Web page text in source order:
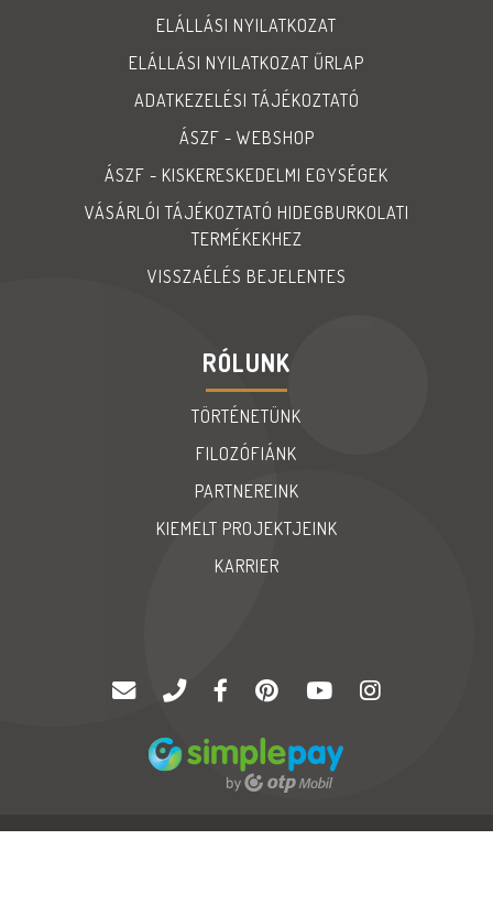
ELÁLLÁSI NYILATKOZAT
ELÁLLÁSI NYILATKOZAT ŰRLAP
ADATKEZELÉSI TÁJÉKOZTATÓ
ÁSZF - WEBSHOP
ÁSZF - KISKERESKEDELMI EGYSÉGEK
VÁSÁRLÓI TÁJÉKOZTATÓ HIDEGBURKOLATI
TERMÉKEKHEZ
VISSZAÉLÉS BEJELENTES
RÓLUNK
TÖRTÉNETÜNK
FILOZÓFIÁNK
PARTNEREINK
KIEMELT PROJEKTJEINK
KARRIER